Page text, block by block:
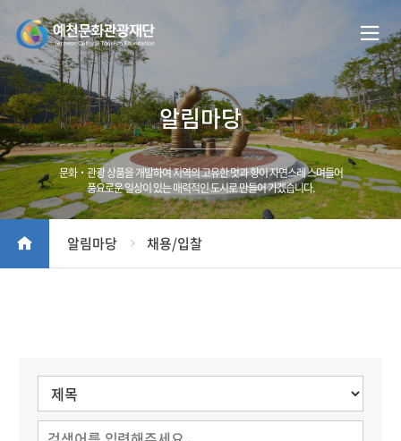
알림마당
문화‧관광 상품을 개발하여 지역의 고유한 멋과 향이 자연스레 스며들어
풍요로운 일상이 있는 매력적인 도시로 만들어 가겠습니다.
알림마당 채용/입찰